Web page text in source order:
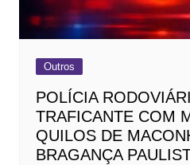
Outros
POLÍCIA
TRAFICANTE COM
QUILOS DE
BRAGANÇA